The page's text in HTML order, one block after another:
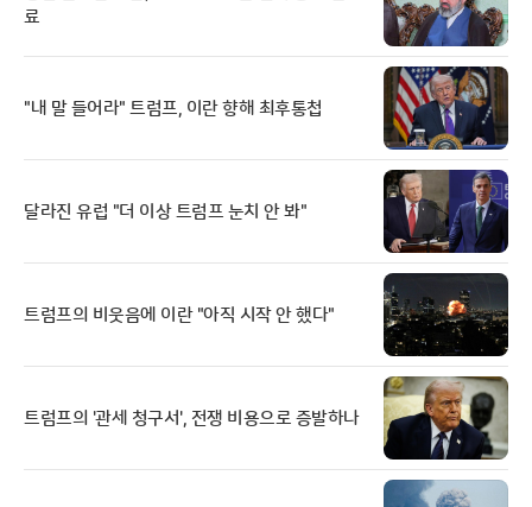
료
"내 말 들어라" 트럼프, 이란 향해 최후통첩
달라진 유럽 "더 이상 트럼프 눈치 안 봐"
트럼프의 비웃음에 이란 "아직 시작 안 했다"
트럼프의 '관세 청구서', 전쟁 비용으로 증발하나